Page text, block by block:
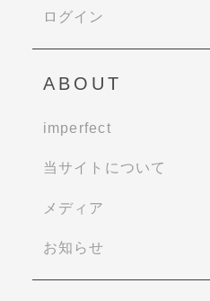
ログイン
ABOUT
imperfect
当サイトについて
メディア
お知らせ